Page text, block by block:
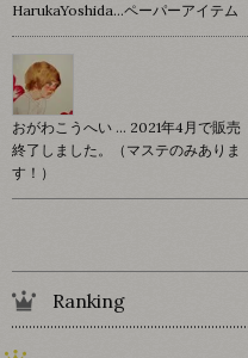
HarukaYoshida…ペーパーアイテム
おがわこうへい … 2021年4月で販売
終了しました。（マステのみありま
す！）
Ranking